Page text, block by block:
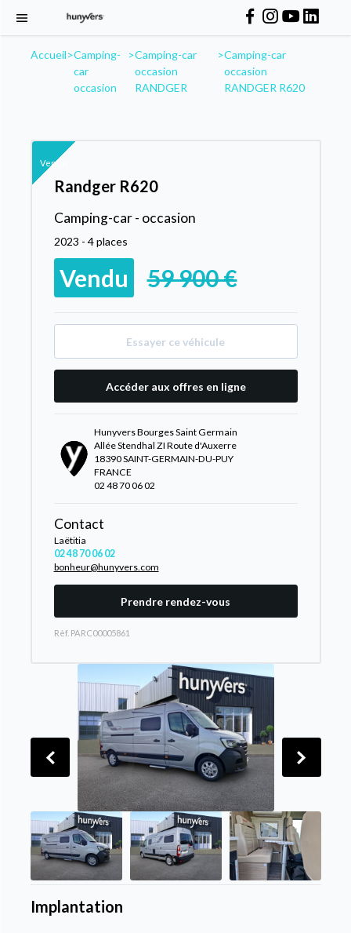
Accueil>Camping-
car
occasion
>Camping-car
occasion
RANDGER
>Camping-car
occasion
RANDGER R620
Vendu
Randger R620
Camping-car - occasion
2023 - 4 places
Vendu 59 900 €
Essayer ce véhicule
Accéder aux offres en ligne
Hunyvers Bourges Saint Germain
Allée Stendhal ZI Route d'Auxerre
18390 SAINT-GERMAIN-DU-PUY
FRANCE
02 48 70 06 02
Contact
Laëtitia
02 48 70 06 02
bonheur@hunyvers.com
Prendre rendez-vous
Rèf. PARC00005861
Implantation